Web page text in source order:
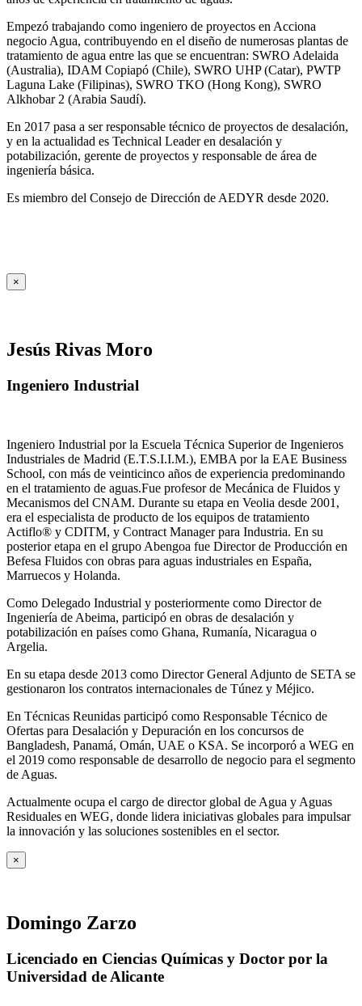
Empezó trabajando como ingeniero de proyectos en Acciona
negocio Agua, contribuyendo en el diseño de numerosas plantas de
tratamiento de agua entre las que se encuentran: SWRO Adelaida
(Australia), IDAM Copiapó (Chile), SWRO UHP (Catar), PWTP
Laguna Lake (Filipinas), SWRO TKO (Hong Kong), SWRO
Alkhobar 2 (Arabia Saudí).
En 2017 pasa a ser responsable técnico de proyectos de desalación,
y en la actualidad es Technical Leader en desalación y
potabilización, gerente de proyectos y responsable de área de
ingeniería básica.
Es miembro del Consejo de Dirección de AEDYR desde 2020.
×
Jesús Rivas Moro
Ingeniero Industrial
Ingeniero Industrial por la Escuela Técnica Superior de Ingenieros
Industriales de Madrid (E.T.S.I.I.M.), EMBA por la EAE Business
School, con más de veinticinco años de experiencia predominando
en el tratamiento de aguas.Fue profesor de Mecánica de Fluidos y
Mecanismos del CNAM. Durante su etapa en Veolia desde 2001,
era el especialista de producto de los equipos de tratamiento
Actiflo® y CDITM, y Contract Manager para Industria. En su
posterior etapa en el grupo Abengoa fue Director de Producción en
Befesa Fluidos con obras para aguas industriales en España,
Marruecos y Holanda.
Como Delegado Industrial y posteriormente como Director de
Ingeniería de Abeima, participó en obras de desalación y
potabilización en países como Ghana, Rumanía, Nicaragua o
Argelia.
En su etapa desde 2013 como Director General Adjunto de SETA se
gestionaron los contratos internacionales de Túnez y Méjico.
En Técnicas Reunidas participó como Responsable Técnico de
Ofertas para Desalación y Depuración en los concursos de
Bangladesh, Panamá, Omán, UAE o KSA. Se incorporó a WEG en
el 2019 como responsable de desarrollo de negocio para el segmento
de Aguas.
Actualmente ocupa el cargo de director global de Agua y Aguas
Residuales en WEG, donde lidera iniciativas globales para impulsar
la innovación y las soluciones sostenibles en el sector.
×
Domingo Zarzo
Licenciado en Ciencias Químicas y Doctor por la
Universidad de Alicante